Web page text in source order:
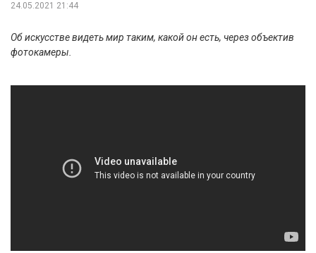
24.05.2021 21:44
Об искусстве видеть мир таким, какой он есть, через объектив
фотокамеры.